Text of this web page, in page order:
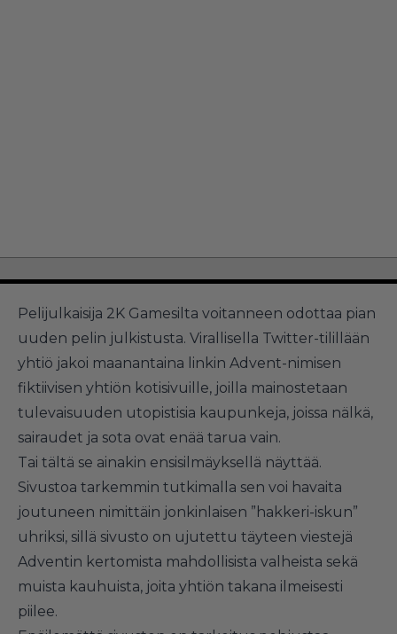
Pelijulkaisija 2K Gamesilta voitanneen odottaa pian
uuden pelin julkistusta. Virallisella Twitter-tilillään
yhtiö jakoi maanantaina linkin Advent-nimisen
fiktiivisen yhtiön kotisivuille, joilla mainostetaan
tulevaisuuden utopistisia kaupunkeja, joissa nälkä,
sairaudet ja sota ovat enää tarua vain.
Tai tältä se ainakin ensisilmäyksellä näyttää.
Sivustoa tarkemmin tutkimalla sen voi havaita
joutuneen nimittäin jonkinlaisen ”hakkeri-iskun”
uhriksi, sillä sivusto on ujutettu täyteen viestejä
Adventin kertomista mahdollisista valheista sekä
muista kauhuista, joita yhtiön takana ilmeisesti
piilee.